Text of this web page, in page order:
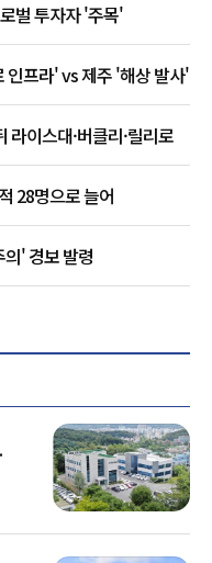
벌 투자자 '주목'
프라' vs 제주 '해상 발사'
라이스대·버클리·릴리로
28명으로 늘어
' 경보 발령